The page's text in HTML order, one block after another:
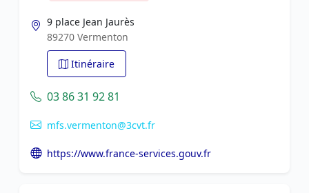
9 place Jean Jaurès
89270 Vermenton
Itinéraire
03 86 31 92 81
mfs.vermenton@3cvt.fr
https://www.france-services.gouv.fr